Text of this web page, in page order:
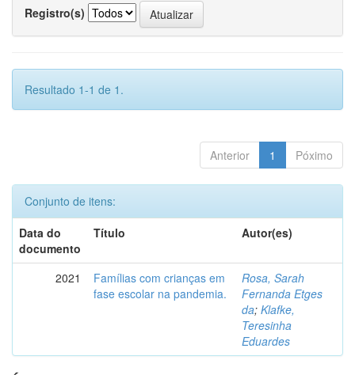
Registro(s)
Resultado 1-1 de 1.
Anterior 1 Póximo
Conjunto de itens:
Data do
documento
Título Autor(es)
2021
Famílias com crianças em
fase escolar na pandemia.
Rosa, Sarah
Fernanda Etges
da; Klafke,
Teresinha
Eduardes